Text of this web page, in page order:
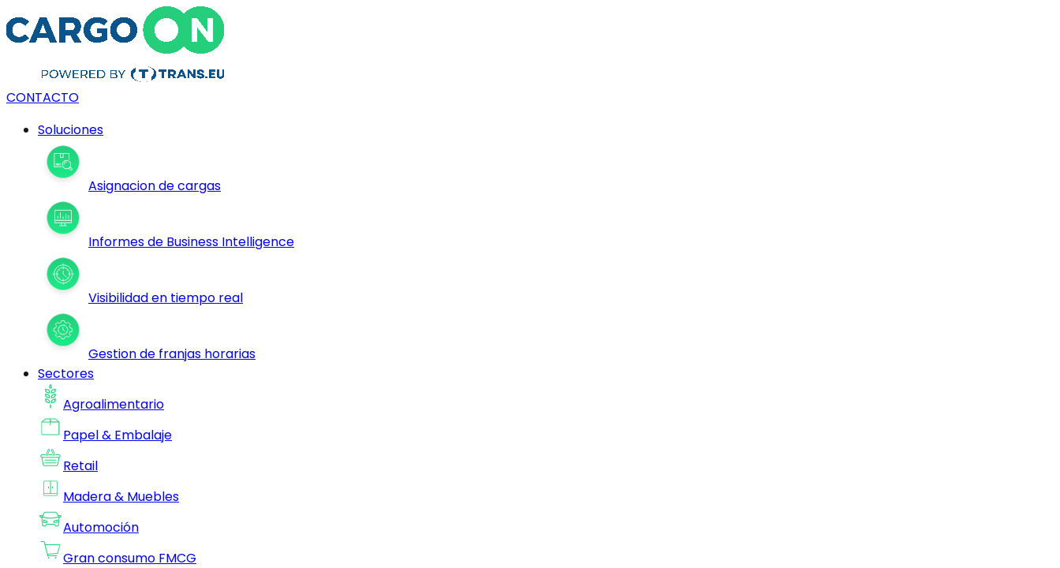
CONTACTO
Soluciones
Asignacion de cargas
Informes de Business Intelligence
Visibilidad en tiempo real
Gestion de franjas horarias
Sectores
Agroalimentario
Papel & Embalaje
Retail
Madera & Muebles
Automoción
Gran consumo FMCG